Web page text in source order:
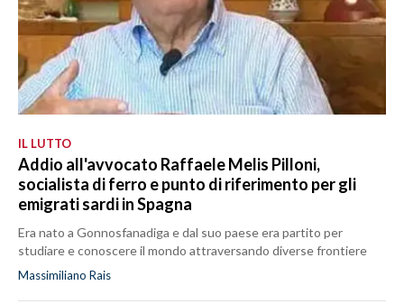
IL LUTTO
Addio all'avvocato Raffaele Melis Pilloni,
socialista di ferro e punto di riferimento per gli
emigrati sardi in Spagna
Era nato a Gonnosfanadiga e dal suo paese era partito per
studiare e conoscere il mondo attraversando diverse frontiere
Massimiliano Rais